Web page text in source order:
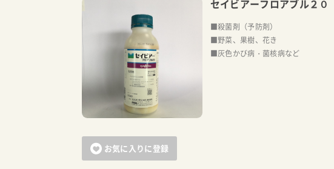
お気に入りに登録
セイビアーフロアブル２０
■殺菌剤（予防剤）
■野菜、果樹、花き
■灰色かび病・菌核病など